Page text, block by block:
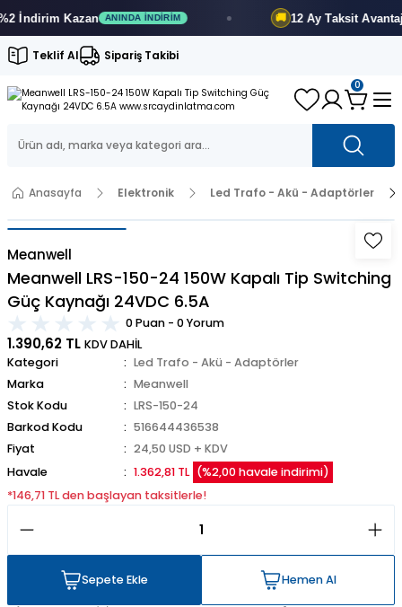
İndirimKazan ANINDA İNDIRIM 12 AyTaksit Avantajı
Teklif Al Sipariş Takibi
0
Anasayfa Elektronik Led Trafo - Akü - Adaptörler
Meanwell
Meanwell LRS-150-24 150W Kapalı Tip Switching
Güç Kaynağı 24VDC 6.5A
0 Puan - 0 Yorum
1.390,62 TL KDV DAHİL
Kategori
Led Trafo - Akü - Adaptörler
Marka
Meanwell
Stok Kodu
LRS-150-24
Barkod Kodu
516644436538
Fiyat
24,50 USD + KDV
Havale
1.362,81 TL (%2,00 havale indirimi)
*146,71 TL den başlayan taksitlerle!
Sepete Ekle
Hemen Al
Hemen Al